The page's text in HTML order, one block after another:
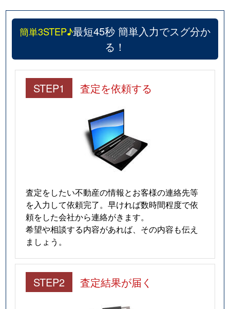
簡単3STEP♪最短45秒 簡単入力でスグ分か
る！
STEP1 査定を依頼する
査定をしたい不動産の情報とお客様の連絡先等
を入力して依頼完了。早ければ数時間程度で依
頼をした会社から連絡がきます。
希望や相談する内容があれば、その内容も伝え
ましょう。
STEP2 査定結果が届く